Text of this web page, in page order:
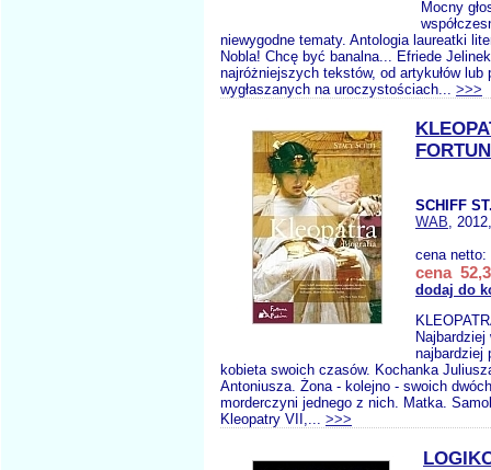
Mocny
niewygodne tematy. Antologia laureatki
Nobla! Chcę być banalna... Efriede
najróżniejszych tekstów, od artykułów lub
wygłaszanych na uroczystościach... >>>
SCHIFF
WAB,
cena netto:
cena
dodaj do
Najbardziej
najbardziej
kobieta swoich czasów. Kochanka
Antoniusza. Żona - kolejno - swoich
morderczyni jednego z nich. Matka.
Kleopatry VII,... >>>